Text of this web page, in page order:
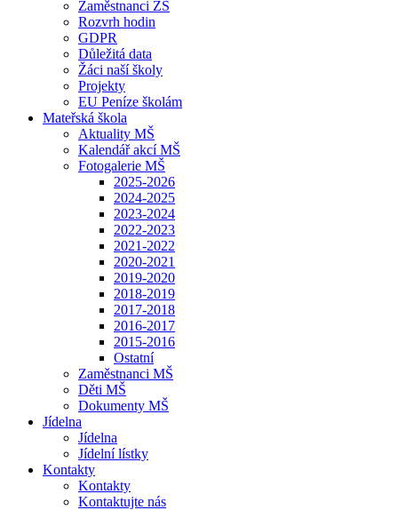
Zaměstnanci ZŠ
Rozvrh hodin
GDPR
Důležitá data
Žáci naší školy
Projekty
EU Peníze školám
Mateřská škola
Aktuality MŠ
Kalendář akcí MŠ
Fotogalerie MŠ
2025-2026
2024-2025
2023-2024
2022-2023
2021-2022
2020-2021
2019-2020
2018-2019
2017-2018
2016-2017
2015-2016
Ostatní
Zaměstnanci MŠ
Děti MŠ
Dokumenty MŠ
Jídelna
Jídelna
Jídelní lístky
Kontakty
Kontakty
Kontaktujte nás